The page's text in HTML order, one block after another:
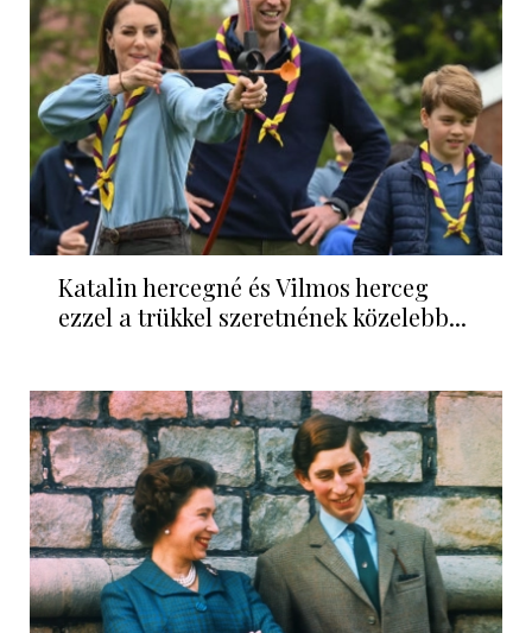
Katalin hercegné és Vilmos herceg
ezzel a trükkel szeretnének közelebb...